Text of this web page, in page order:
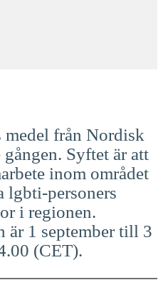
medel från Nordisk
Syftet är att
inom området
lgbti-personers
i regionen.
är 1 september till 3
(CET).